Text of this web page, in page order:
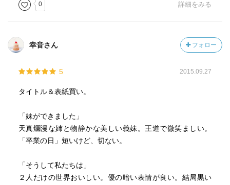
0 詳細をみる
幸音さん フォロー
5 2015.09.27
タイトル＆表紙買い。
「妹ができました」
天真爛漫な姉と物静かな美しい義妹。王道で微笑ましい。
「卒業の日」短いけど、切ない。
「そうして私たちは」
２人だけの世界おいしい。優の暗い表情が良い。結局黒い